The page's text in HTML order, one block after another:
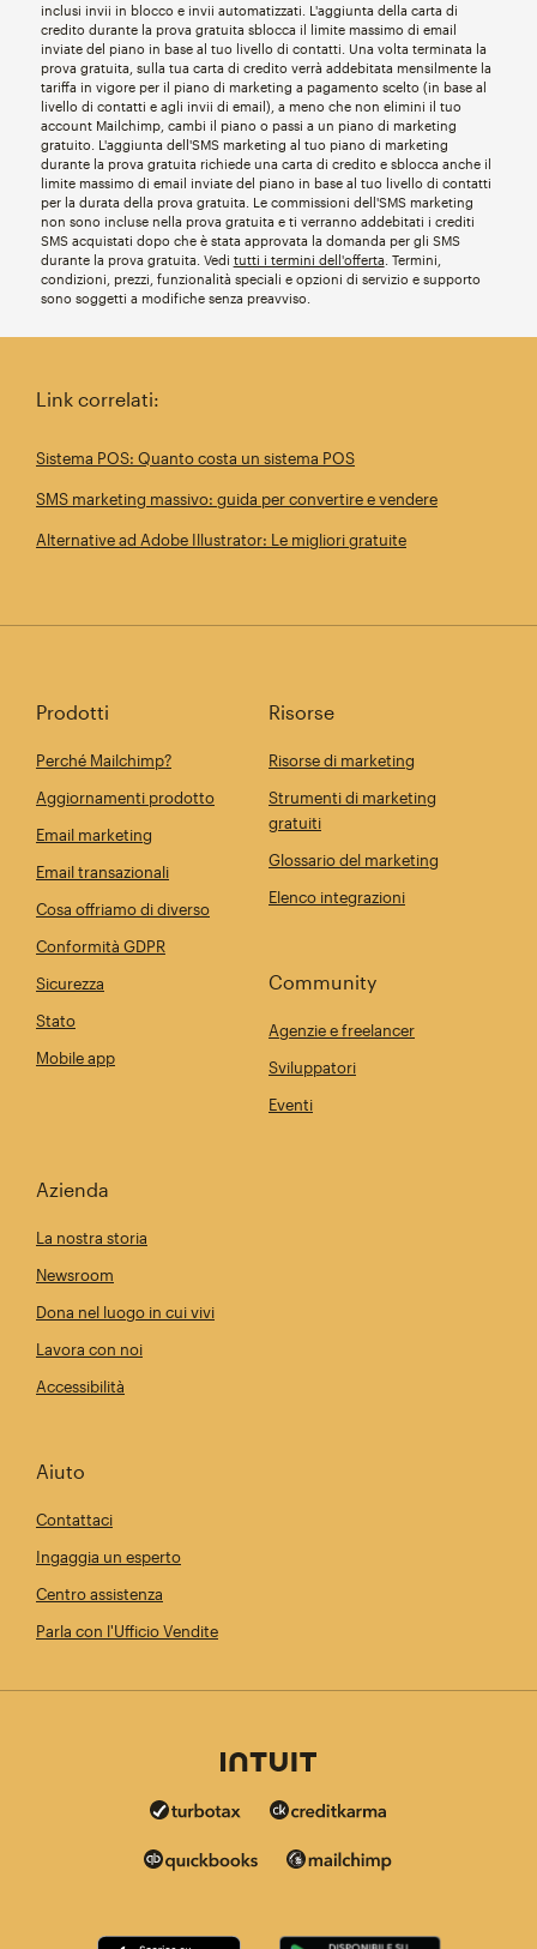
inclusi invii in blocco e invii automatizzati. L'aggiunta della carta di
credito durante la prova gratuita sblocca il limite massimo di email
inviate del piano in base al tuo livello di contatti. Una volta terminata la
prova gratuita, sulla tua carta di credito verrà addebitata mensilmente la
tariffa in vigore per il piano di marketing a pagamento scelto (in base al
livello di contatti e agli invii di email), a meno che non elimini il tuo
account Mailchimp, cambi il piano o passi a un piano di marketing
gratuito. L'aggiunta dell'SMS marketing al tuo piano di marketing
durante la prova gratuita richiede una carta di credito e sblocca anche il
limite massimo di email inviate del piano in base al tuo livello di contatti
per la durata della prova gratuita. Le commissioni dell'SMS marketing
non sono incluse nella prova gratuita e ti verranno addebitati i crediti
SMS acquistati dopo che è stata approvata la domanda per gli SMS
durante la prova gratuita. Vedi tutti i termini dell'offerta . Termini,
condizioni, prezzi, funzionalità speciali e opzioni di servizio e supporto
sono soggetti a modifiche senza preavviso.
Link correlati:
Sistema POS: Quanto costa un sistema POS
SMS marketing massivo: guida per convertire e vendere
Alternative ad Adobe Illustrator: Le migliori gratuite
Prodotti
Perché Mailchimp?
Aggiornamenti prodotto
Email marketing
Email transazionali
Cosa offriamo di diverso
Conformità GDPR
Sicurezza
Stato
Mobile app
Risorse
Risorse di marketing
Strumenti di marketing
gratuiti
Glossario del marketing
Elenco integrazioni
Community
Agenzie e freelancer
Sviluppatori
Eventi
Azienda
La nostra storia
Newsroom
Dona nel luogo in cui vivi
Lavora con noi
Accessibilità
Aiuto
Contattaci
Ingaggia un esperto
Centro assistenza
Parla con l'Ufficio Vendite